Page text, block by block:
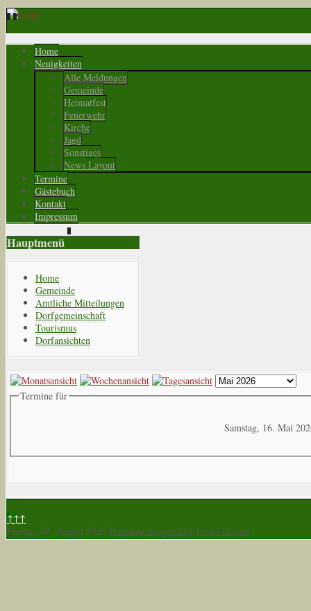
Home
Neuigkeiten
Alle Meldungen
Gemeinde
Heimatfest
Feuerwehr
Kirche
Jagd
Sonstiges
News Layout
Termine
Gästebuch
Kontakt
Impressum
Hauptmenü
Home
Gemeinde
Amtliche Mitteilungen
Dorfgemeinschaft
Tourismus
Dorfansichten
Termine für
Samstag, 16. Mai
↑↑↑
Freitag, 07. August 2026 Template designed by LernVid.com